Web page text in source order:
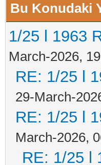
Bu Konudaki
1/25 l 1963
March-2026,
RE: 1/25 l
29-March-
RE: 1/25 l
March-2026,
RE: 1/25 l